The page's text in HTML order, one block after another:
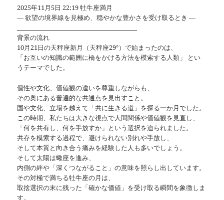
2025年11月5日 22:19 牡牛座満月
— 欲望の境界線を見極め、穏やかな豊かさを受け取るとき —
背景の流れ
10月21日の天秤座新月（天秤座29°）で始まったのは、
「お互いの知識の範囲に橋をかける方法を模索する人類」 とい
うテーマでした。
個性や文化、価値観の違いを尊重しながらも、
その奥にある普遍的な共通点を見出すこと。
国や文化、立場を越えて「共に生きる道」を探る一か月でした。
この時期、私たちは大きな視点で人間関係や価値観を見直し、
「何を共有し、何を手放すか」という選択を迫られました。
共存を模索する過程で、避けられない別れや手放し、
そして本質と向き合う痛みを経験した人も多いでしょう。
そして太陽は蠍座を進み、
内側の絆や「深くつながること」の意味を照らし出しています。
その対極で満ちる牡牛座の月は、
取捨選択の末に残った「確かな価値」を受け取る瞬間を象徴しま
す。